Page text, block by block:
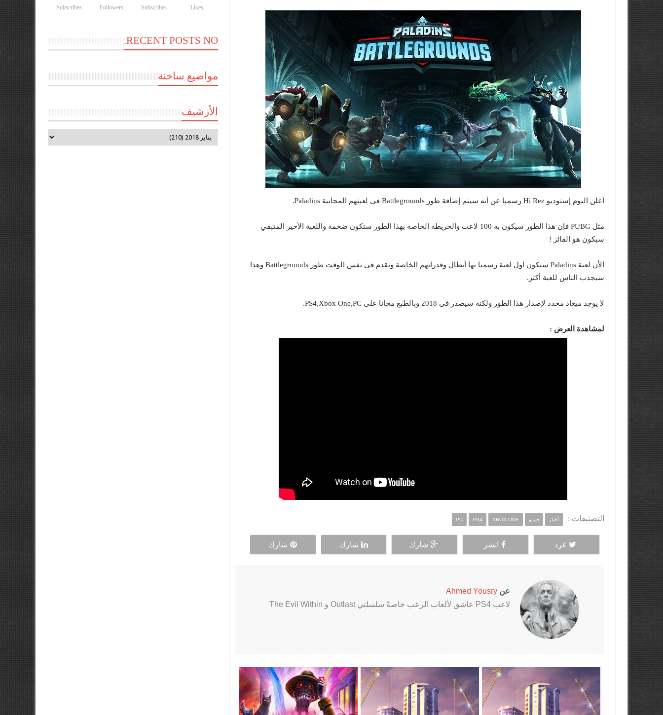
أعلن اليوم إستوديو Hi Rez رسميا عن أنه سيتم إضافة طور Battlegrounds فى لعبتهم المجانية Paladins.
مثل PUBG فإن هذا الطور سيكون به 100 لاعب والخريطة الخاصة بهذا الطور ستكون ضخمة واللعبة الأخير المتبقي
سيكون هو الفائز !
الأن لعبة Paladins ستكون اول لعبة رسميا بها أبطال وقدراتهم الخاصة وتقدم فى نفس الوقت طور Battlegrounds وهذا
سيجذب الناس للعبة أكثر.
لا يوجد ميعاد محدد لإصدار هذا الطور ولكنه سيصدر فى 2018 وبالطبع مجانا على PS4,Xbox One,PC.
لمشاهدة العرض :
التصنيفات : أخبار فيديو PC PS4 XBOX ONE
غرد انشر شارك شارك شارك
عن Ahmed Yousry
لاعب PS4 عاشق لألعاب الرعب خاصةً سلسلتي Outlast و The Evil Within
Likes
Subscribes
Followers
Subscribes
RECENT POSTS NO.
مواضيع ساخنة
الأرشيف